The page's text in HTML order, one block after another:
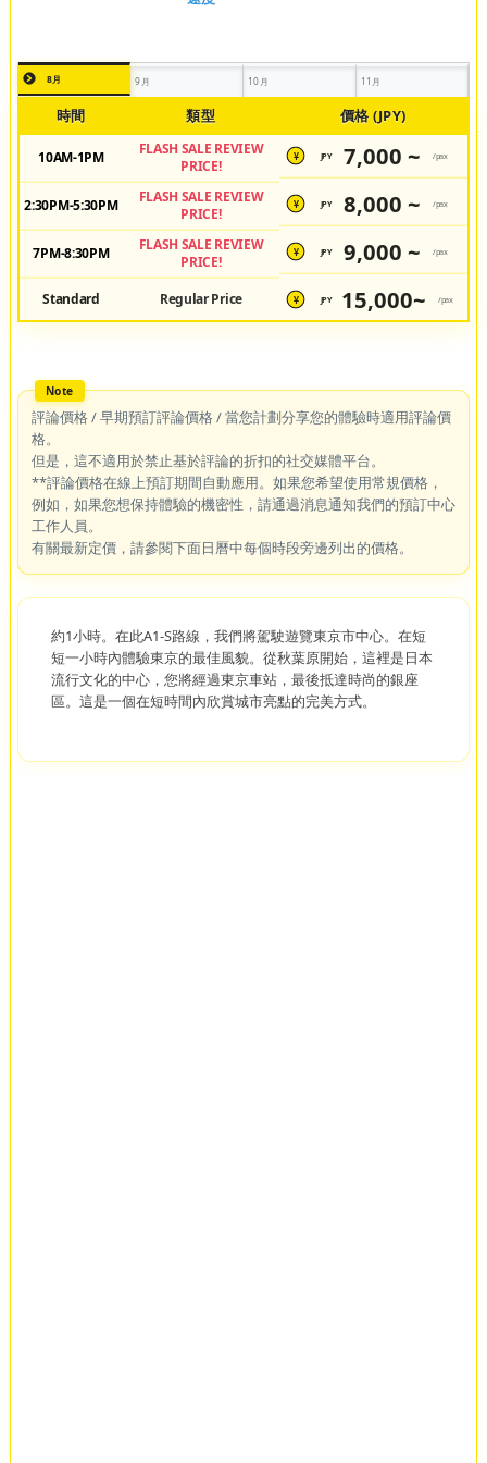
8月 9月 10月 11月
時間 類型 價格 (JPY)
10AM-1PM
FLASH SALE REVIEW
PRICE!
¥ JPY 7,000 ~ /pax
2:30PM-5:30PM
FLASH SALE REVIEW
PRICE!
¥ JPY 8,000 ~ /pax
7PM-8:30PM
FLASH SALE REVIEW
PRICE!
¥ JPY 9,000 ~ /pax
Standard Regular Price ¥ JPY 15,000~ /pax
評論價格 / 早期預訂評論價格 / 當您計劃分享您的體驗時適用評論價
格。
但是，這不適用於禁止基於評論的折扣的社交媒體平台。
**評論價格在線上預訂期間自動應用。如果您希望使用常規價格，
例如，如果您想保持體驗的機密性，請通過消息通知我們的預訂中心
工作人員。
有關最新定價，請參閱下面日曆中每個時段旁邊列出的價格。
約1小時。在此A1-S路線，我們將駕駛遊覽東京市中心。在短
短一小時內體驗東京的最佳風貌。從秋葉原開始，這裡是日本
流行文化的中心，您將經過東京車站，最後抵達時尚的銀座
區。這是一個在短時間內欣賞城市亮點的完美方式。